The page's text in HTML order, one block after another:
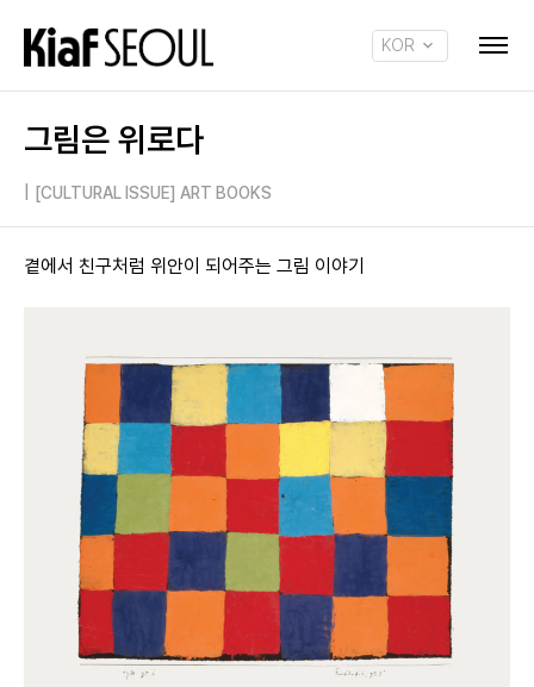
KOR
그림은 위로다
[CULTURAL ISSUE] ART BOOKS
곁에서 친구처럼 위안이 되어주는 그림 이야기